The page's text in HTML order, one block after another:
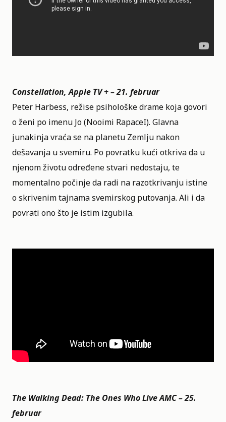
Constellation, Apple TV + – 21. februar
Peter Harbess, režise psihološke drame koja govori
o ženi po imenu Jo (Nooimi RapaceI). Glavna
junakinja vraća se na planetu Zemlju nakon
dešavanja u svemiru. Po povratku kući otkriva da u
njenom životu određene stvari nedostaju, te
momentalno počinje da radi na razotkrivanju istine
o skrivenim tajnama svemirskog putovanja. Ali i da
povrati ono što je istim izgubila.
The Walking Dead: The Ones Who Live AMC – 25.
februar